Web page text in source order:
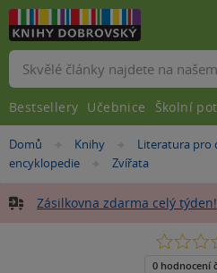
Nacházíte
se
Domů »Knihy »Literatura pro
encyklopedie
»
Zvířata
Zásilkovna zdarma celý týden!
0.0
5
0 hodnocení
Vyhledávání
Bestsellery Učebnice Školní